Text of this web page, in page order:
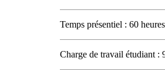
Temps présentiel : 60 heures
Charge de travail étudiant :